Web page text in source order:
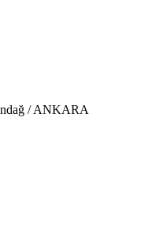
/ ANKARA